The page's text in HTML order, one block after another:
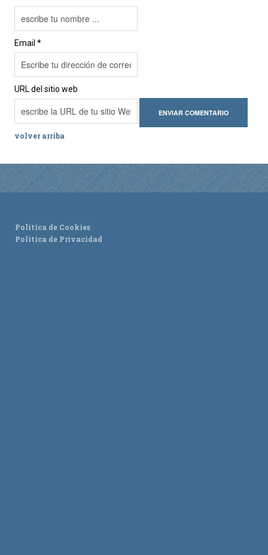
Email *
URL del sitio web
volver arriba
Política de Cookies
Política de Privacidad